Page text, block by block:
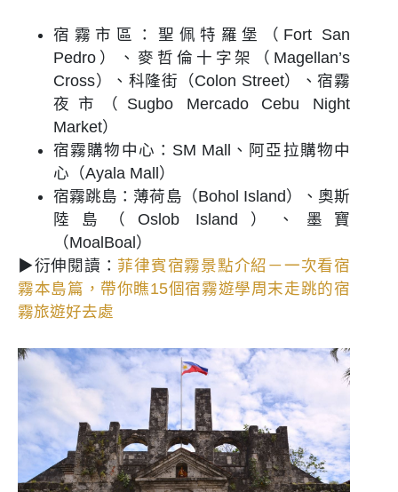
宿霧市區：聖佩特羅堡（Fort San
Pedro）、麥哲倫十字架（Magellan’s
Cross）、科隆街（Colon Street）、宿霧
夜市（Sugbo Mercado Cebu Night
Market）
宿霧購物中心：SM Mall、阿亞拉購物中
心（Ayala Mall）
宿霧跳島：薄荷島（Bohol Island）、奧斯
陸島（Oslob Island）、墨寶
（MoalBoal）
▶衍伸閱讀： 菲律賓宿霧景點介紹－一次看宿
霧本島篇，帶你瞧15個宿霧遊學周末走跳的宿
霧旅遊好去處